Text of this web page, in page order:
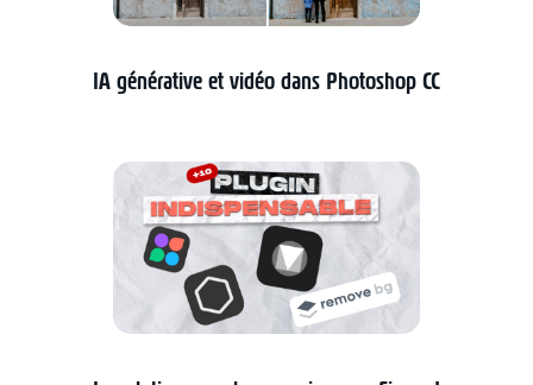
IA générative et vidéo dans Photoshop CC